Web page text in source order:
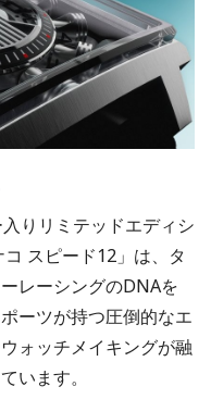
りリミテッドエディシ
スピード12」は、タ
レーシングのDNAを
ーツが持つ圧倒的なエ
ォッチメイキングが融
います。